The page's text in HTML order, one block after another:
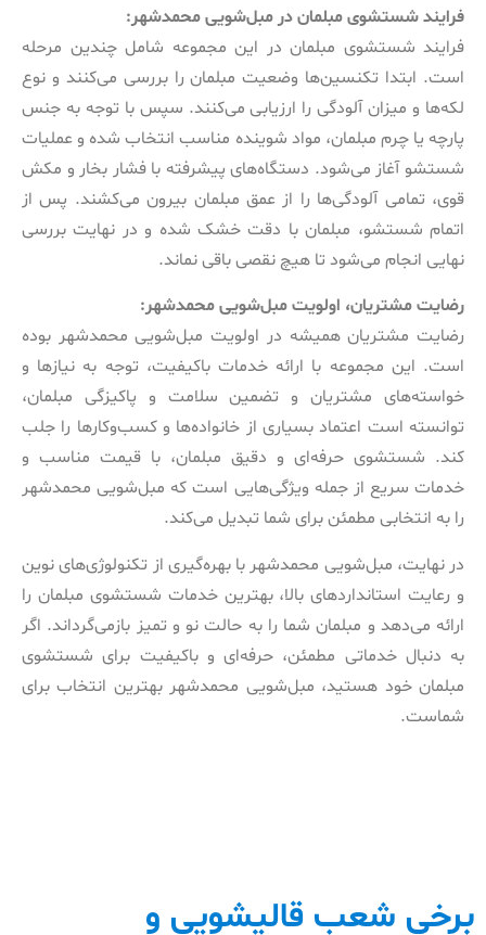
فرایند شستشوی مبلمان در مبل‌شویی محمدشهر:
فرایند شستشوی مبلمان در این مجموعه شامل چندین مرحله
است. ابتدا تکنسین‌ها وضعیت مبلمان را بررسی می‌کنند و نوع
لکه‌ها و میزان آلودگی را ارزیابی می‌کنند. سپس با توجه به جنس
پارچه یا چرم مبلمان، مواد شوینده مناسب انتخاب شده و عملیات
شستشو آغاز می‌شود. دستگاه‌های پیشرفته با فشار بخار و مکش
قوی، تمامی آلودگی‌ها را از عمق مبلمان بیرون می‌کشند. پس از
اتمام شستشو، مبلمان با دقت خشک شده و در نهایت بررسی
نهایی انجام می‌شود تا هیچ نقصی باقی نماند.
رضایت مشتریان، اولویت مبل‌شویی محمدشهر:
رضایت مشتریان همیشه در اولویت مبل‌شویی محمدشهر بوده
است. این مجموعه با ارائه خدمات باکیفیت، توجه به نیازها و
خواسته‌های مشتریان و تضمین سلامت و پاکیزگی مبلمان،
توانسته است اعتماد بسیاری از خانواده‌ها و کسب‌وکارها را جلب
کند. شستشوی حرفه‌ای و دقیق مبلمان، با قیمت مناسب و
خدمات سریع از جمله ویژگی‌هایی است که مبل‌شویی محمدشهر
را به انتخابی مطمئن برای شما تبدیل می‌کند.
در نهایت، مبل‌شویی محمدشهر با بهره‌گیری از تکنولوژی‌های نوین
و رعایت استانداردهای بالا، بهترین خدمات شستشوی مبلمان را
ارائه می‌دهد و مبلمان شما را به حالت نو و تمیز بازمی‌گرداند. اگر
به دنبال خدماتی مطمئن، حرفه‌ای و باکیفیت برای شستشوی
مبلمان خود هستید، مبل‌شویی محمدشهر بهترین انتخاب برای
شماست.
برخی شعب قالیشویی و